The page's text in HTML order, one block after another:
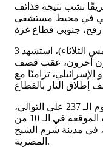
نشب نتيجة قذائف
في محيط مستشفى
وخلال الساعات الـ 24 الماضية (أمس الثلاثاء)، استشهد 3
آخرون، عقب قصف
تزامنًا مع
وتستمر قوات العدو الإسرائيلي، لليوم الـ 237 على التوالي،
خرق اتفاقية وقف إطلاق النار والتهدئة الموقعة في الـ 10 من
في مدينة شرم الشيخ
المصرية.